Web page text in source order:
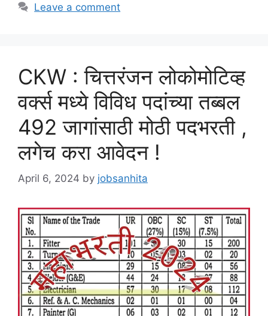
Leave a comment
CKW : चित्तरंजन लोकोमोटिव्ह
वर्क्स मध्ये विविध पदांच्या तब्बल
492 जागांसाठी मोठी पदभरती ,
लगेच करा आवेदन !
April 6, 2024 by jobsanhita